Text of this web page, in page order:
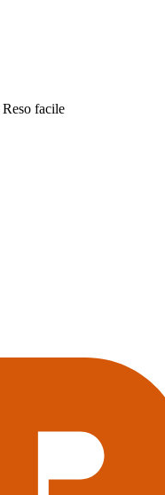
Reso facile